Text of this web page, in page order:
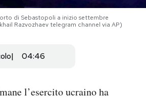
di Sebastopoli a inizio settembre
Razvozhaev telegram channel via AP)
04:46
l’esercito ucraino ha